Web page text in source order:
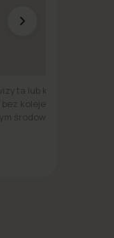
lub kontynuacja
kolejek, w
środowisku.